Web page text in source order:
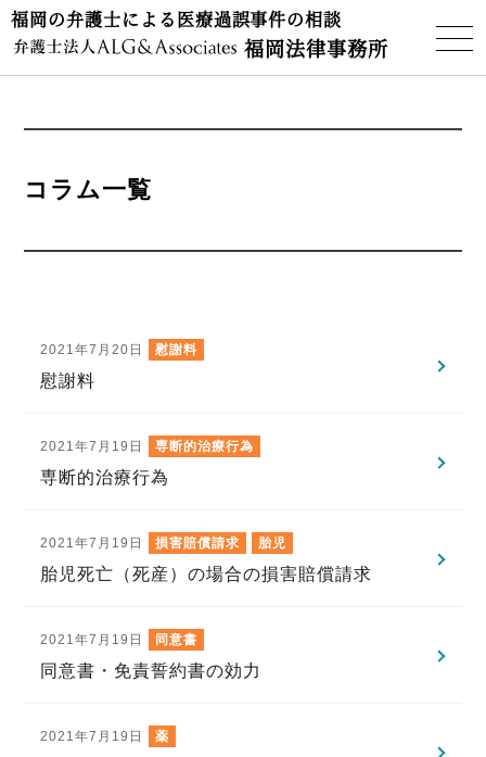
福岡の弁護士による医療過誤事件の相談
福岡法律事務所
コラム一覧
2021年7月20日 慰謝料
慰謝料
2021年7月19日 専断的治療行為
専断的治療行為
2021年7月19日 損害賠償請求 胎児
胎児死亡（死産）の場合の損害賠償請求
2021年7月19日 同意書
同意書・免責誓約書の効力
2021年7月19日 薬